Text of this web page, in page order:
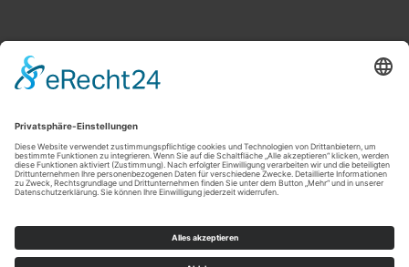
Internistischer Notfall